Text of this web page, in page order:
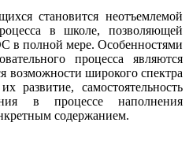
становится неотъемлемой
в школе, позволяющей
в полной мере. Особенностями
процесса являются
возможности широкого спектра
развитие, самостоятельность
в процессе наполнения
содержанием.